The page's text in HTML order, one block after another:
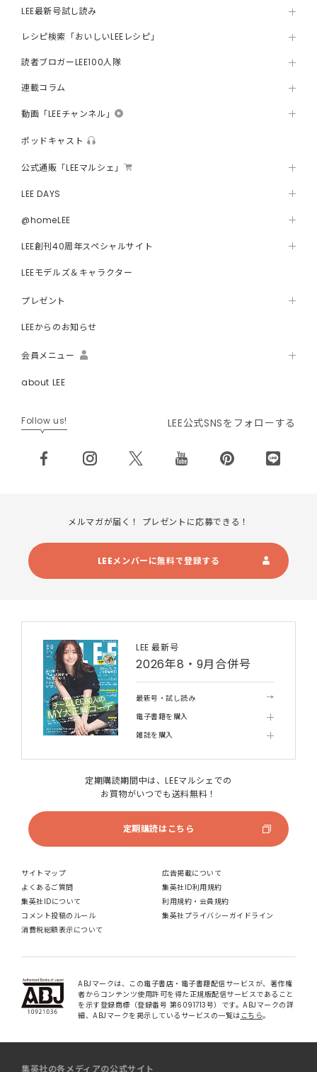
LEE最新号試し読み
レシピ検索「おいしいLEEレシピ」
読者ブロガーLEE100人隊
連載コラム
動画「LEEチャンネル」
ポッドキャスト
公式通販「LEEマルシェ」
LEE DAYS
@homeLEE
LEE創刊40周年スペシャルサイト
LEEモデルズ＆キャラクター
プレゼント
LEEからのお知らせ
会員メニュー
about LEE
Follow us! LEE公式SNSをフォローする
メルマガが届く！ プレゼントに応募できる！
LEEメンバーに無料で登録する
LEE 最新号
2026年8・9月合併号
最新号・試し読み
電子書籍を購入
雑誌を購入
定期購読期間中は、LEEマルシェでの
お買物がいつでも送料無料！
定期購読はこちら
サイトマップ
広告掲載について
よくあるご質問
集英社ID利用規約
集英社IDについて
利用規約・会員規約
コメント投稿のルール
集英社プライバシーガイドライン
消費税総額表示について
ABJマークは、この電子書店・電子書籍配信サービスが、著作権
者からコンテンツ使用許可を得た正規版配信サービスであること
を示す登録商標（登録番号 第6091713号）です。ABJマークの詳
細、ABJマークを掲示しているサービスの一覧は こちら。
集英社の各メディアの公式サイト